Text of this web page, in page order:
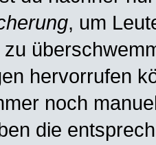
, um
zu
hervorrufen
noch
die